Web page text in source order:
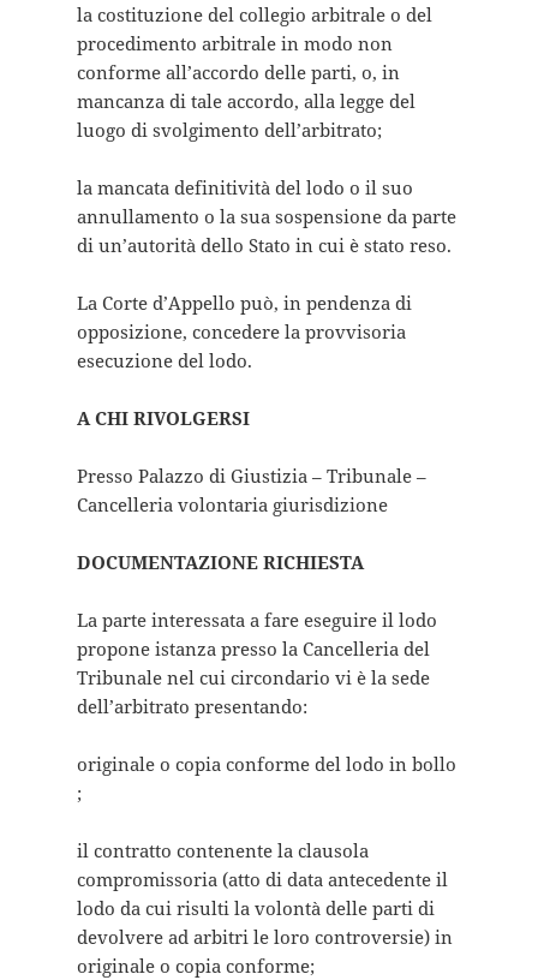
la costituzione del collegio arbitrale o del
procedimento arbitrale in modo non
conforme all’accordo delle parti, o, in
mancanza di tale accordo, alla legge del
luogo di svolgimento dell’arbitrato;
la mancata definitività del lodo o il suo
annullamento o la sua sospensione da parte
di un’autorità dello Stato in cui è stato reso.
La Corte d’Appello può, in pendenza di
opposizione, concedere la provvisoria
esecuzione del lodo.
A CHI RIVOLGERSI
Presso Palazzo di Giustizia – Tribunale –
Cancelleria volontaria giurisdizione
DOCUMENTAZIONE RICHIESTA
La parte interessata a fare eseguire il lodo
propone istanza presso la Cancelleria del
Tribunale nel cui circondario vi è la sede
dell’arbitrato presentando:
originale o copia conforme del lodo in bollo
;
il contratto contenente la clausola
compromissoria (atto di data antecedente il
lodo da cui risulti la volontà delle parti di
devolvere ad arbitri le loro controversie) in
originale o copia conforme;